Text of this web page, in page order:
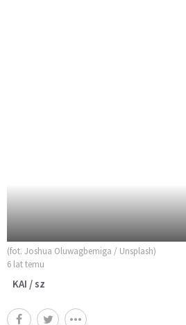
(fot. Joshua Oluwagbemiga / Unsplash)
6 lat temu
KAI / sz